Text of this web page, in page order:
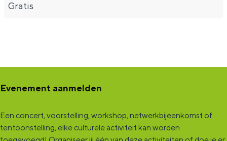
Gratis
Evenement aanmelden
Een concert, voorstelling, workshop, netwerkbijeenkomst of
tentoonstelling, elke culturele activiteit kan worden